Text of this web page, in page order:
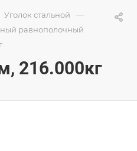
Уголок стальной —
равнополочный
216.000кг